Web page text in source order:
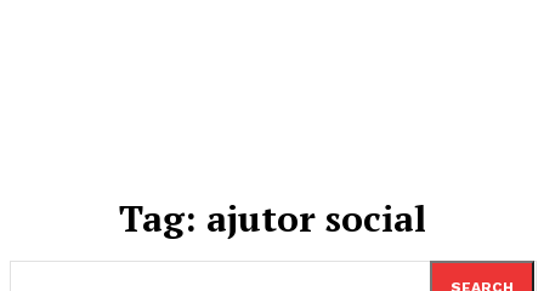
Tag: ajutor social
SEARCH